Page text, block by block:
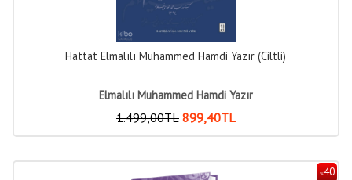
Hattat Elmalılı Muhammed Hamdi Yazır (Ciltli)
Elmalılı Muhammed Hamdi Yazır
1.499,00TL 899,40TL
%40